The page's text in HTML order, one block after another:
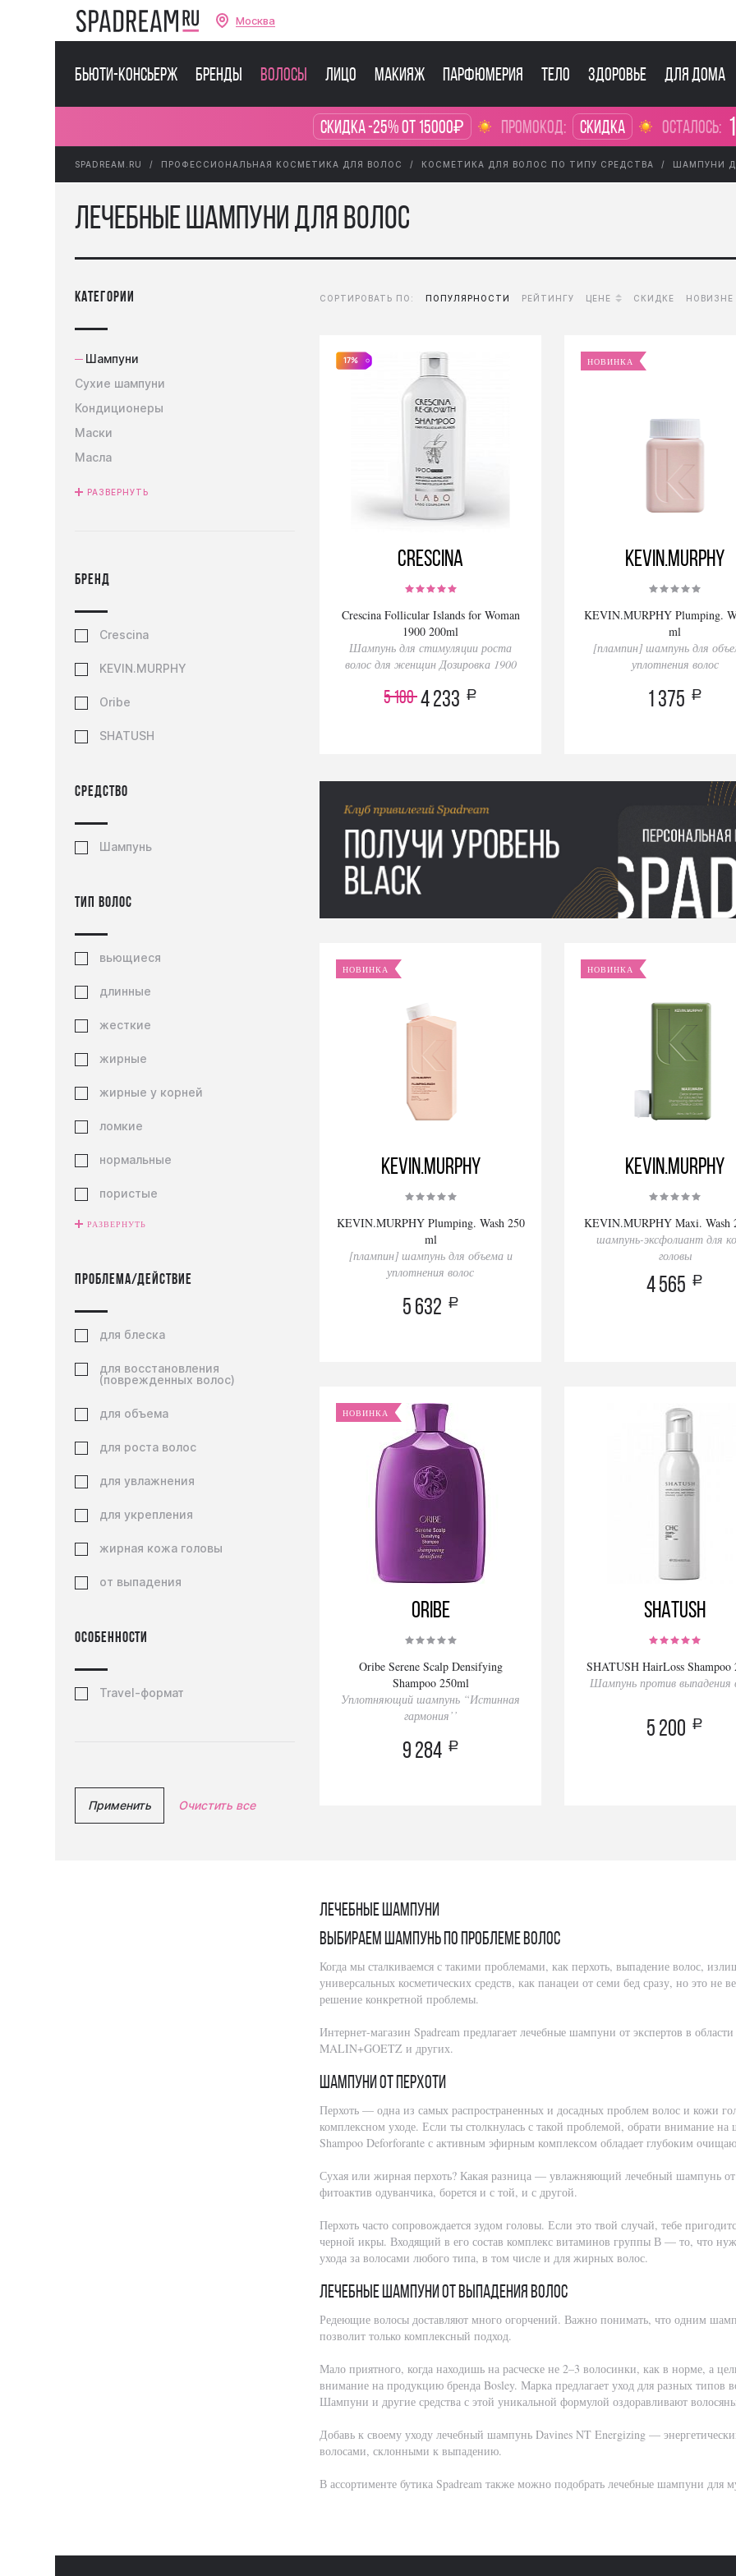
Москва
Бьюти-консьерж Бренды Волосы Лицо Макияж Парфюмерия Тело Здоровье Для дома
Скидка -25% от 15000₽ промокод: Скидка осталось:
SPADREAM.RU ПРОФЕССИОНАЛЬНАЯ КОСМЕТИКА ДЛЯ ВОЛОС КОСМЕТИКА ДЛЯ ВОЛОС ПО ТИПУ СРЕДСТВА ШАМПУНИ
Лечебные Шампуни для волос
категории
Шампуни
Сухие шампуни
Кондиционеры
Маски
Масла
РАЗВЕРНУТЬ
Бренд
Crescina
KEVIN.MURPHY
Oribe
SHATUSH
Средство
Шампунь
Тип волос
вьющиеся
длинные
жесткие
жирные
жирные у корней
ломкие
нормальные
пористые
с сухими кончиками
РАЗВЕРНУТЬ
Проблема/действие
для блеска
для восстановления
(поврежденных волос)
для объема
для роста волос
для увлажнения
для укрепления
жирная кожа головы
от выпадения
Особенности
Travel-формат
Применить Очистить все
СОРТИРОВАТЬ ПО: ПОПУЛЯРНОСТИ РЕЙТИНГУ ЦЕНЕ СКИДКЕ НОВИЗНЕ
17%
Crescina
Crescina Follicular Islands for Woman
1900 200ml
Шампунь для стимуляции роста
волос для женщин Дозировка 1900
5 100 4 233 a
НОВИНКА
KEVIN.MURPHY
KEVIN.MURPHY Plumping.
ml
[плампин] шампунь для
уплотнения волос
1 375 a
НОВИНКА
KEVIN.MURPHY
KEVIN.MURPHY Plumping. Wash 250
ml
[плампин] шампунь для объема и
уплотнения волос
5 632 a
НОВИНКА
KEVIN.MURPHY
KEVIN.MURPHY Maxi. Wash
шампунь-эксфолиант для
головы
4 565 a
НОВИНКА
Oribe
Oribe Serene Scalp Densifying
Shampoo 250ml
Уплотняющий шампунь “Истинная
гармония’’
9 284 a
SHATUSH
SHATUSH HairLoss Shampoo
Шампунь против выпадения
5 200 a
Лечебные шампуни
Выбираем шампунь по проблеме волос
Когда мы сталкиваемся с такими проблемами, как перхоть, выпадение волос,
универсальных косметических средств, как панацеи от семи бед сразу, но это не
решение конкретной проблемы.
Интернет-магазин Spadream предлагает лечебные шампуни от экспертов в
MALIN+GOETZ и других.
Шампуни от перхоти
Перхоть — одна из самых распространенных и досадных проблем волос и кожи
комплексном уходе. Если ты столкнулась с такой проблемой, обрати внимание
Shampoo Deforforante с активным эфирным комплексом обладает глубоким
Сухая или жирная перхоть? Какая разница — увлажняющий лечебный шампунь
фитоактив одуванчика, борется и с той, и с другой.
Перхоть часто сопровождается зудом головы. Если это твой случай, тебе
черной икры. Входящий в его состав комплекс витаминов группы В — то, что
ухода за волосами любого типа, в том числе и для жирных волос.
Лечебные шампуни от выпадения волос
Редеющие волосы доставляют много огорчений. Важно понимать, что одним
позволит только комплексный подход.
Мало приятного, когда находишь на расческе не 2–3 волосинки, как в норме, а
внимание на продукцию бренда Bosley. Марка предлагает уход для разных
Шампуни и другие средства с этой уникальной формулой оздоравливают
Добавь к своему уходу лечебный шампунь Davines NT Energizing —
волосами, склонными к выпадению.
В ассортименте бутика Spadream также можно подобрать лечебные шампуни для